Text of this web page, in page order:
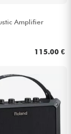
Amplifier
115.00 €